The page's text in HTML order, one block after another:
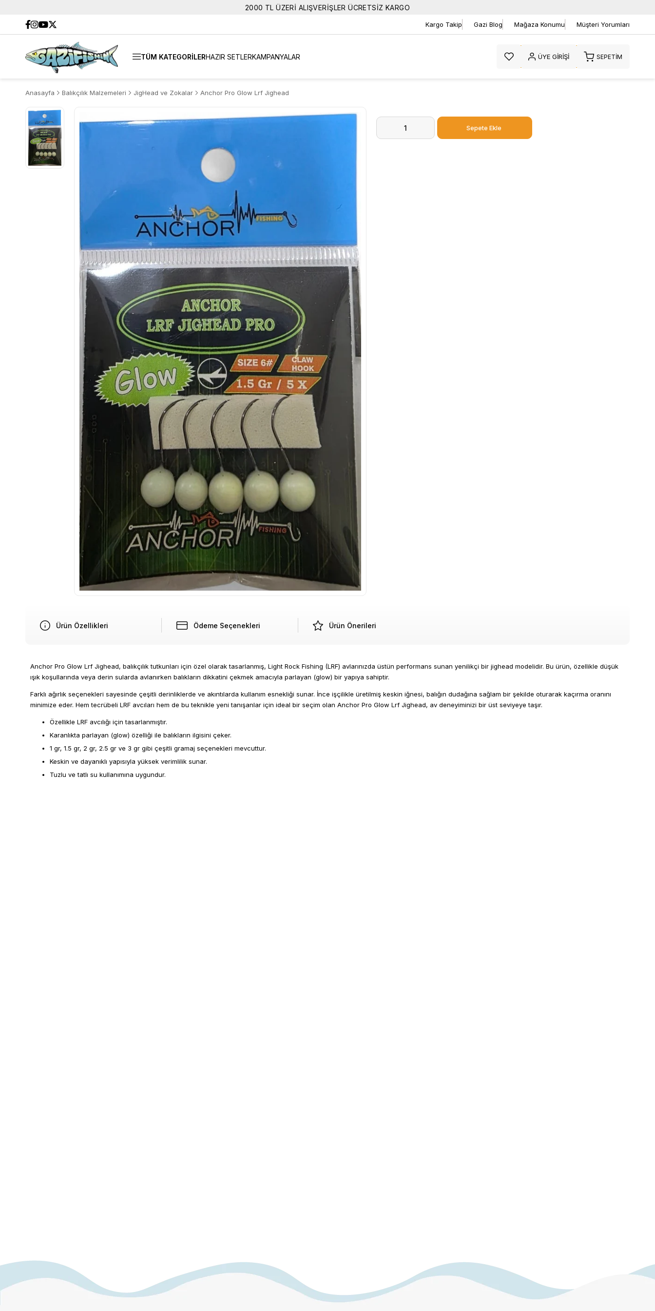
2000 TL ÜZERİ ALIŞVERİŞLER ÜCRETSİZ KARGO
Kargo Takip Gazi Blog Mağaza Konumu Müşteri Yorumları
TÜM KATEGORİLERHAZIR SETLERKAMPANYALAR ÜYE GIRIŞI SEPETIM
Anasayfa Balıkçılık Malzemeleri JigHead ve Zokalar Anchor Pro Glow Lrf Jighead
Ürün Özellikleri Ödeme Seçenekleri Ürün Önerileri
Anchor Pro Glow Lrf Jighead, balıkçılık tutkunları için özel olarak tasarlanmış, Light Rock Fishing (LRF) avlarınızda üstün performans sunan yenilikçi bir jighead modelidir. Bu ürün, özellikle düşük
ışık koşullarında veya derin sularda avlanırken balıkların dikkatini çekmek amacıyla parlayan (glow) bir yapıya sahiptir.
Farklı ağırlık seçenekleri sayesinde çeşitli derinliklerde ve akıntılarda kullanım esnekliği sunar. İnce işçilikle üretilmiş keskin iğnesi, balığın dudağına sağlam bir şekilde oturarak kaçırma oranını
minimize eder. Hem tecrübeli LRF avcıları hem de bu teknikle yeni tanışanlar için ideal bir seçim olan Anchor Pro Glow Lrf Jighead, av deneyiminizi bir üst seviyeye taşır.
Özellikle LRF avcılığı için tasarlanmıştır.
Karanlıkta parlayan (glow) özelliği ile balıkların ilgisini çeker.
1 gr, 1.5 gr, 2 gr, 2.5 gr ve 3 gr gibi çeşitli gramaj seçenekleri mevcuttur.
Keskin ve dayanıklı yapısıyla yüksek verimlilik sunar.
Tuzlu ve tatlı su kullanımına uygundur.